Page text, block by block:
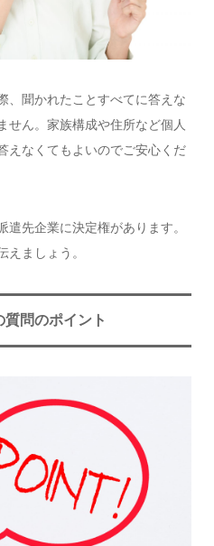
、聞かれたことすべてに答えな
せん。家族構成や住所など個人
えなくてもよいのでご安心くだ
先企業に決定権があります。
えましょう。
問のポイント